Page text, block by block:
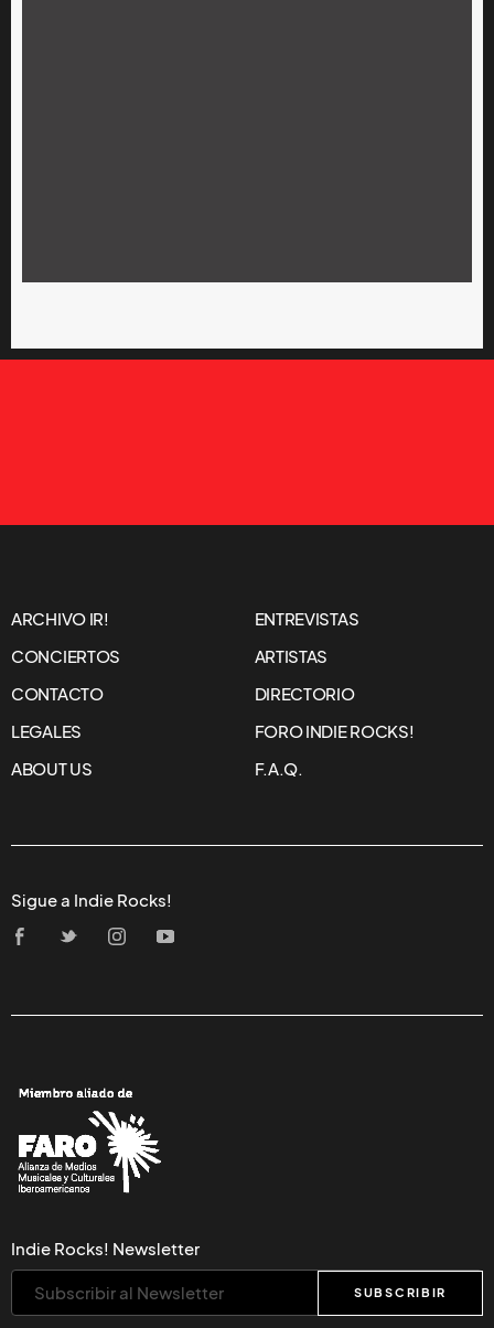
ARCHIVO IR!
ENTREVISTAS
CONCIERTOS
ARTISTAS
CONTACTO
DIRECTORIO
LEGALES
FORO INDIE ROCKS!
ABOUT US
F.A.Q.
Sigue a Indie Rocks!
Indie Rocks! Newsletter